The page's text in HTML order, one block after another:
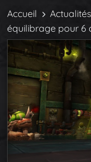
Accueil Actualités
équilibrage pour 6